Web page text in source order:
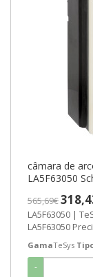
câmara de
LA5F63050
565,69€
LA5F63050 | TeSys Cámara de arco de Schneider Electric ref.
LA5F63050
GamaTeSys
-